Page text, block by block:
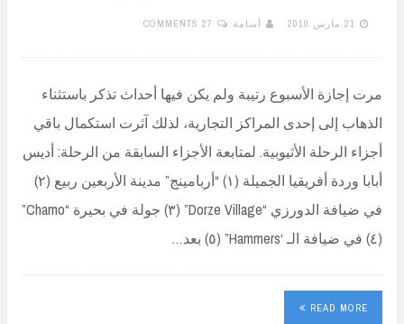
21 مارس 2010 أسامة 27 COMMENTS
مرت إجازة الأسبوع رتيبة ولم يكن فيها أحداث تذكر باستثناء
الذهاب إلى إحدى المراكز التجارية، لذلك آثرت استكمال باقي
أجزاء الرحلة الأثيوبية. لمتابعة الأجزاء السابقة من الرحلة: أديس
أبابا وردة أفريقيا الجميلة (١) “أربامينج” مدينة الأربعين ربيع (٢)
في ضيافة الدورزي “Dorze Village” (٣) جولة في بحيرة “Chamo”
(٤) في ضيافة الـ ‘Hammers” (٥) بعد…
READ MORE